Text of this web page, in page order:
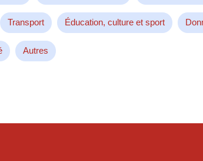
Transport Éducation, culture et sport
Autres